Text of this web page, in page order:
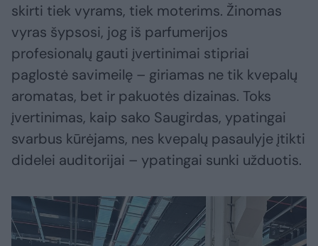
skirti tiek vyrams, tiek moterims. Žinomas
vyras šypsosi, jog iš parfumerijos
profesionalų gauti įvertinimai stipriai
paglostė savimeilę – giriamas ne tik kvepalų
aromatas, bet ir pakuotės dizainas. Toks
įvertinimas, kaip sako Saugirdas, ypatingai
svarbus kūrėjams, nes kvepalų pasaulyje įtikti
didelei auditorijai – ypatingai sunki užduotis.